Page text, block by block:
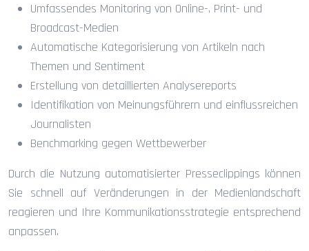
Umfassendes Monitoring von Online-, Print- und
Broadcast-Medien
Automatische Kategorisierung von Artikeln nach
Themen und Sentiment
Erstellung von detaillierten Analysereports
Identifikation von Meinungsführern und einflussreichen
Journalisten
Benchmarking gegen Wettbewerber
Durch die Nutzung automatisierter Presseclippings können
Sie schnell auf Veränderungen in der Medienlandschaft
reagieren und Ihre Kommunikationsstrategie entsprechend
anpassen.